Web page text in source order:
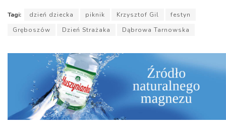
Tagi: dzień dziecka piknik Krzysztof Gil
festyn
Gręboszów
Dzień Strażaka Dąbrowa Tarnowska